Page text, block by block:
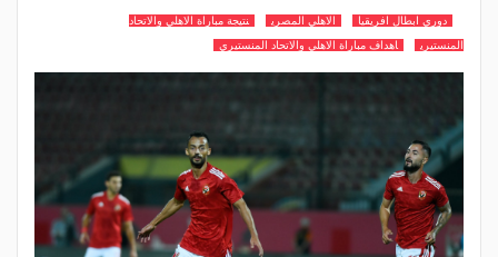
دوري ابطال افريقيا الاهلي المصري
نتيجة مباراة الاهلي والاتحاد
المنستيري
اهداف مباراة الاهلي والاتحاد المنستيري